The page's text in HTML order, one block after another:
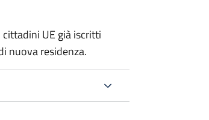
UE già iscritti
nuova residenza.